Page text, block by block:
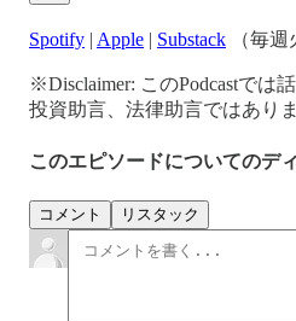
Spotify | Apple | Substack （毎週
※Disclaimer: このPodcastでは
投資助言、法律助言ではありま
このエピソードについてのデ
コメント リスタック